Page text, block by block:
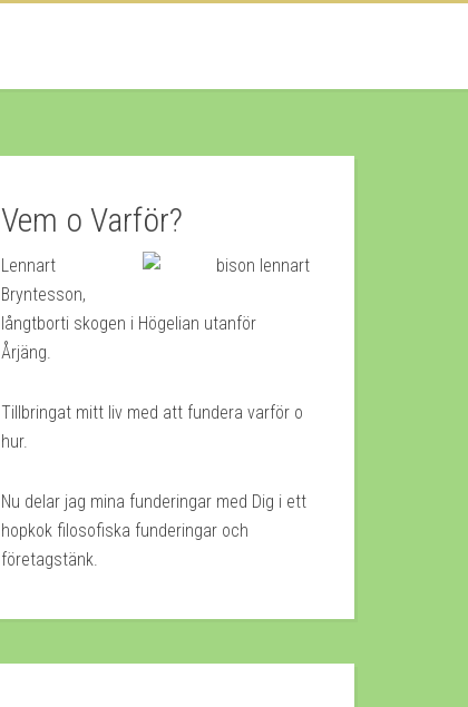
Vem o Varför?
Lennart
Bryntesson,
långtborti skogen i Högelian utanför
Årjäng.
Tillbringat mitt liv med att fundera varför o
hur.
Nu delar jag mina funderingar med Dig i ett
hopkok filosofiska funderingar och
företagstänk.